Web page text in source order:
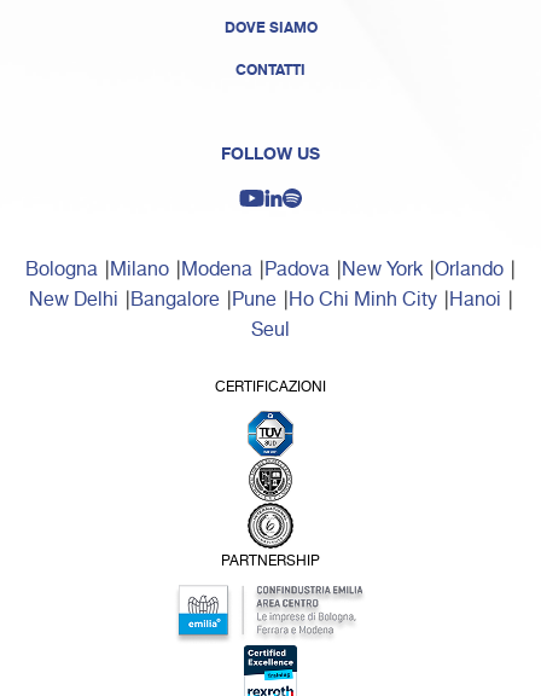
DOVE SIAMO
CONTATTI
FOLLOW US
Bologna Milano Modena Padova New York Orlando
New Delhi Bangalore Pune Ho Chi Minh City Hanoi
Seul
CERTIFICAZIONI
PARTNERSHIP